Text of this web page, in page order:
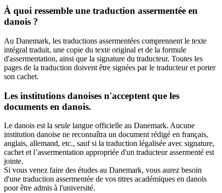
À quoi ressemble une traduction assermentée en
danois ?
Au Danemark, les traductions assermentées comprennent le texte
intégral traduit, une copie du texte original et de la formule
d'assermentation, ainsi que la signature du traducteur. Toutes les
pages de la traduction doivent être signées par le traducteur et porter
son cachet.
Les institutions danoises n'acceptent que les
documents en danois.
Le danois est la seule langue officielle au Danemark. Aucune
institution danoise ne reconnaîtra un document rédigé en français,
anglais, allemand, etc., sauf si la traduction légalisée avec signature,
cachet et l’assermentation appropriée d'un traducteur assermenté est
jointe.
Si vous venez faire des études au Danemark, vous aurez besoin
d'une traduction assermentée de vos titres académiques en danois
pour être admis à l'université.